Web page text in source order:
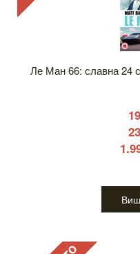
Ле Ман 66: славна 24